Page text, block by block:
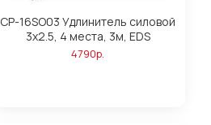
CP-16SO03 Удлинитель силовой
3х2.5, 4 места, 3м, EDS
4790р.